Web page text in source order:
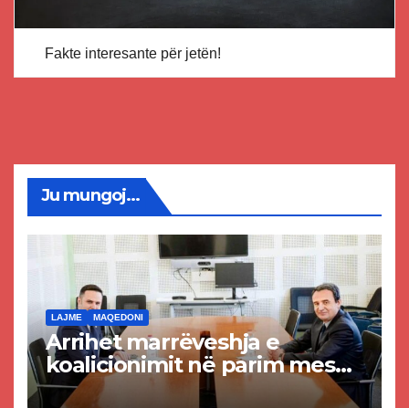
Fakte interesante për jetën!
Ju mungoj...
LAJME MAQEDONI
Arrihet marrëveshja e
koalicionimit në parim mes
Kurtit dhe Abdixhikut